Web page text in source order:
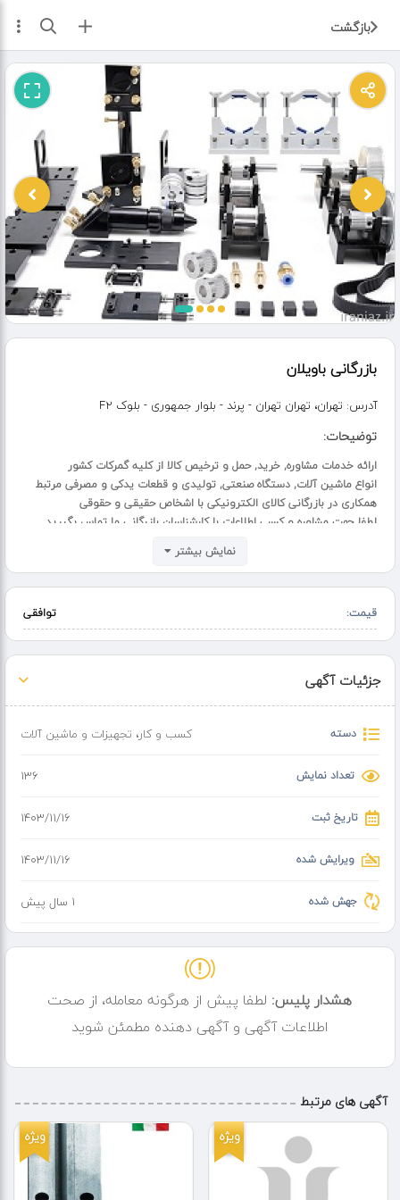
بازگشت ثبت آگهی
بازرگانی باویلان
آدرس: تهران، تهران تهران - پرند - بلوار جمهوری - بلوک F2
توضیحات:
ارائه خدمات مشاوره, خرید, حمل و ترخیص کالا از کلیه گمرکات کشور
انواع ماشین آلات, دستگاه صنعتی, تولیدی و قطعات یدکی و مصرفی مرتبط
همکاری در بازرگانی کالای الکترونیکی با اشخاص حقیقی و حقوقی
لطفا جهت مشاوره و کسب اطلاعات با کارشناسان بازرگانی ما تماس بگیرید
نمایش بیشتر
قیمت: توافقی
جزئیات آگهی
دسته کسب و کار، تجهیزات و ماشین آلات
تعداد نمایش 136
تاریخ ثبت ۱۴۰۳/۱۱/۱۶
ویرایش شده ۱۴۰۳/۱۱/۱۶
جهش شده 1 سال پیش
هشدار پلیس: لطفا پیش از هرگونه معامله، از صحت
اطلاعات آگهی و آگهی دهنده مطمئن شوید
آگهی های مرتبط
ویژه
ویژه